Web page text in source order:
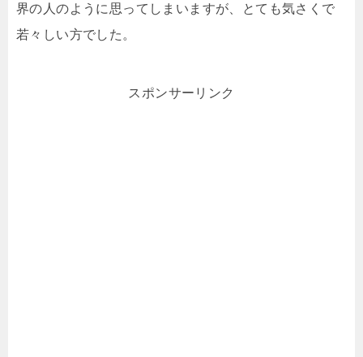
界の人のように思ってしまいますが、とても気さくで
若々しい方でした。
スポンサーリンク